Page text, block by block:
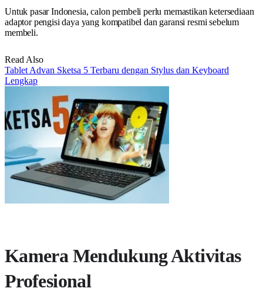
Untuk pasar Indonesia, calon pembeli perlu memastikan ketersediaan
adaptor pengisi daya yang kompatibel dan garansi resmi sebelum
membeli.
Read Also
Tablet Advan Sketsa 5 Terbaru dengan Stylus dan Keyboard
Lengkap
Kamera Mendukung Aktivitas
Profesional